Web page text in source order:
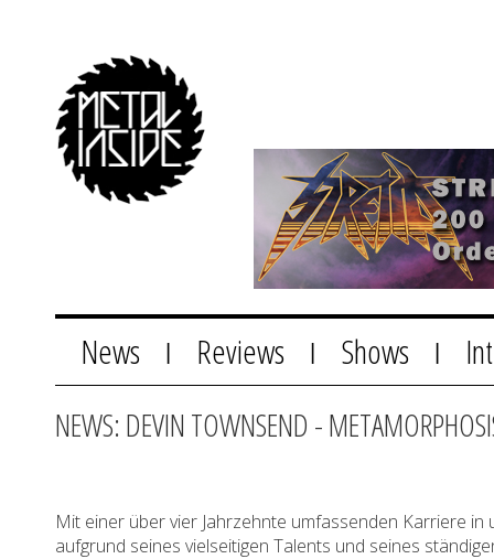
News Reviews Shows
NEWS: DEVIN TOWNSEND -
Mit einer über vier Jahrzehnte umfassenden Karriere
aufgrund seines vielseitigen Talents und seines